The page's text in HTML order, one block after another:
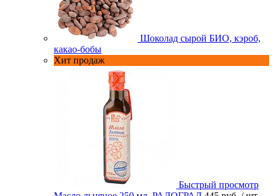
Шоколад сырой БИО, кэроб,
какао-бобы
Хит продаж
Быстрый просмотр